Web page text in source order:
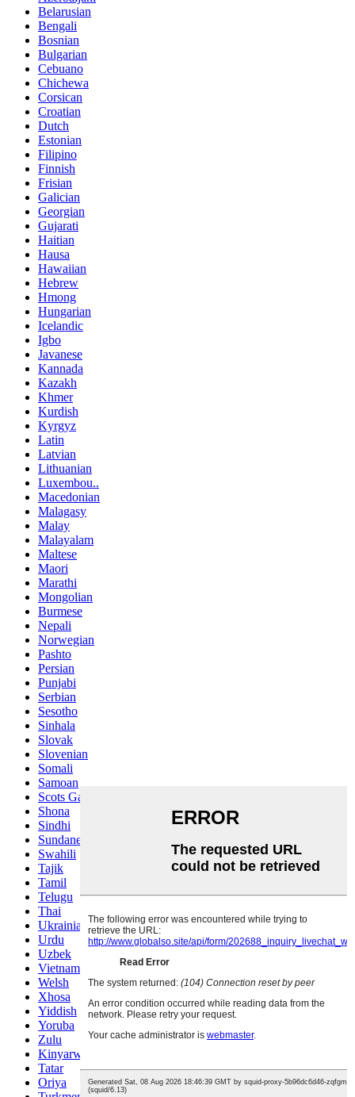
Belarusian
Bengali
Bosnian
Bulgarian
Cebuano
Chichewa
Corsican
Croatian
Dutch
Estonian
Filipino
Finnish
Frisian
Galician
Georgian
Gujarati
Haitian
Hausa
Hawaiian
Hebrew
Hmong
Hungarian
Icelandic
Igbo
Javanese
Kannada
Kazakh
Khmer
Kurdish
Kyrgyz
Latin
Latvian
Lithuanian
Luxembou..
Macedonian
Malagasy
Malay
Malayalam
Maltese
Maori
Marathi
Mongolian
Burmese
Nepali
Norwegian
Pashto
Persian
Punjabi
Serbian
Sesotho
Sinhala
Slovak
Slovenian
Somali
Samoan
Scots Gaelic
Shona
Sindhi
Sundanese
Swahili
Tajik
Tamil
Telugu
Thai
Ukrainian
Urdu
Uzbek
Vietnamese
Welsh
Xhosa
Yiddish
Yoruba
Zulu
Kinyarwanda
Tatar
Oriya